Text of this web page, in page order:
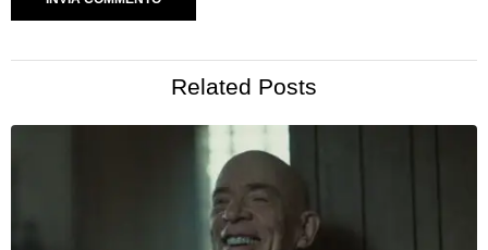
Related Posts